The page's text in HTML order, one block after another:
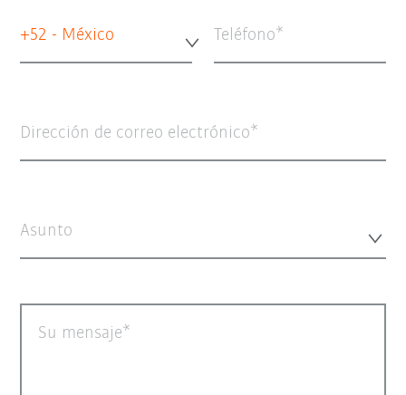
+52 - México Teléfono
Dirección de correo electrónico
Asunto
Su mensaje